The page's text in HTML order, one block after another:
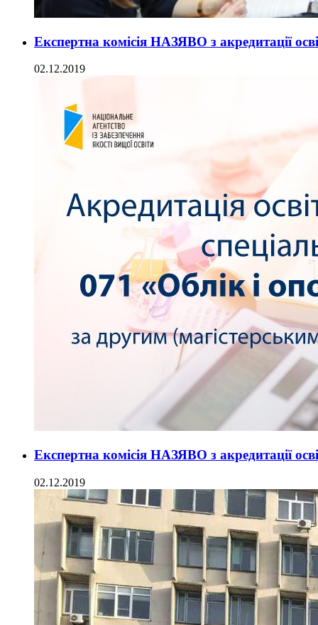
Експертна комісія НАЗЯВО з акредитації
02.12.2019
Експертна комісія НАЗЯВО з акредитації
02.12.2019